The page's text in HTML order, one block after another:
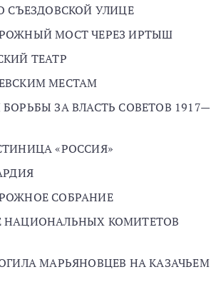
СЪЕЗДОВСКОЙ УЛИЦЕ
МОСТ ЧЕРЕЗ ИРТЫШ
ТЕАТР
МЕСТАМ
ЗА ВЛАСТЬ СОВЕТОВ 1917—
«РОССИЯ»
СОБРАНИЕ
КОМИТЕТОВ
МАРЬЯНОВЦЕВ НА КАЗАЧЬЕМ